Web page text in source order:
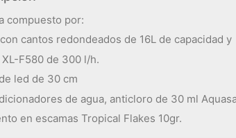
compuesto por:
cantos redondeados de 16L de capacidad
F580 de 300 l/h.
led de 30 cm
de agua, anticloro de 30 ml
en escamas Tropical Flakes 10gr.